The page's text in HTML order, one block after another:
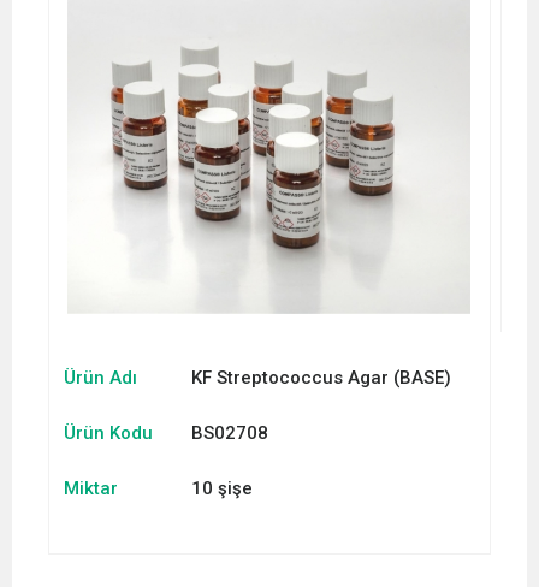
Ürün Adı KF Streptococcus Agar (BASE)
Ürün Kodu BS02708
Miktar 10 şişe